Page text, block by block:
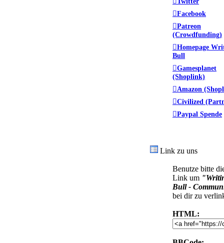
Facebook
Patreon
(Crowdfunding)
Homepage
Bull
Gamesplanet
(Shoplink)
Amazon
Civilized
Paypal Spende
Link zu uns
Benutze bitte
Link um
Bull -
bei dir zu
HTML: